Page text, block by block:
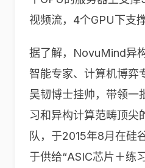
视频流，4个GPU下支
据了解，NovuMind异
智能专家、计算机博弈
吴韧博士挂帅，带领一
习和异构计算范畴顶尖
队，于2015年8月在硅
于供给“ASIC芯片＋练